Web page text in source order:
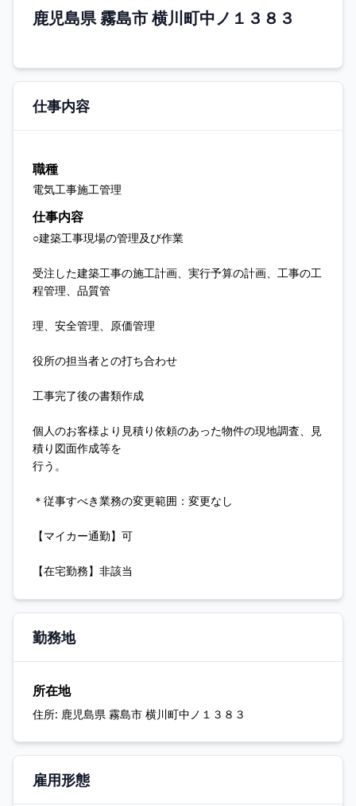
鹿児島県 霧島市 横川町中ノ１３８３
仕事内容
職種
電気工事施工管理
仕事内容
○建築工事現場の管理及び作業
受注した建築工事の施工計画、実行予算の計画、工事の工
程管理、品質管
理、安全管理、原価管理
役所の担当者との打ち合わせ
工事完了後の書類作成
個人のお客様より見積り依頼のあった物件の現地調査、見
積り図面作成等を
行う。
＊従事すべき業務の変更範囲：変更なし
【マイカー通勤】可
【在宅勤務】非該当
勤務地
所在地
住所: 鹿児島県 霧島市 横川町中ノ１３８３
雇用形態